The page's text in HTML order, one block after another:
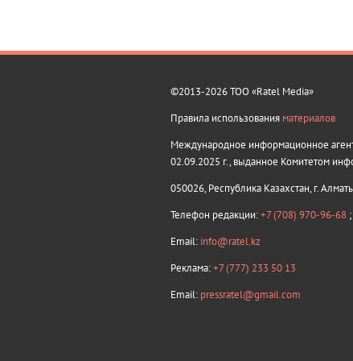
©2013-2026 ТОО «Ratel Media»
Правила использования материалов
Международное информационное
02.09.2025 г., выданное Комитетом
050026, Республика Казахстан, г.
Телефон редакции:+7 (708) 970-96-68 ;
Email: info@ratel.kz
Реклама:+7 (777) 233 50 13
Email: pressratel@gmail.com